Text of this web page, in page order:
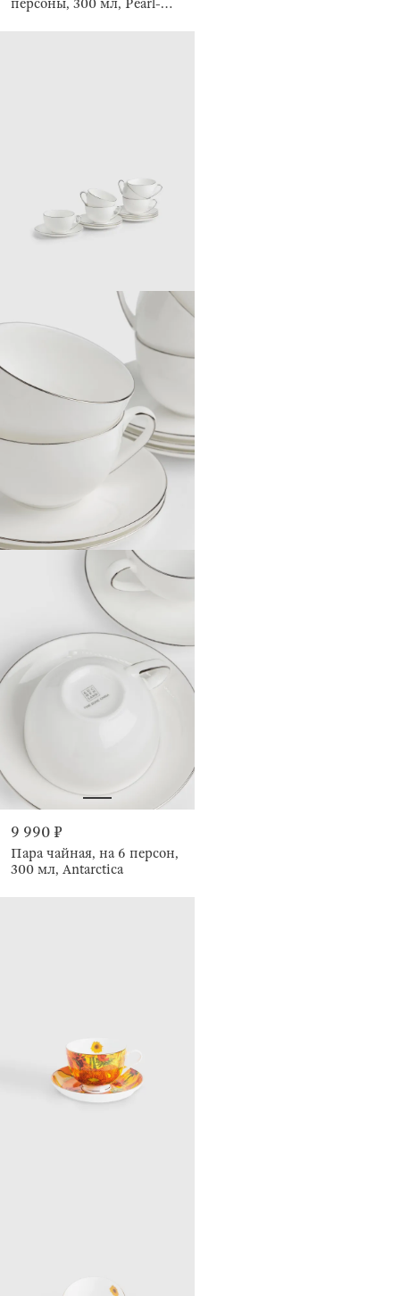
персоны, 300 мл, Pearl-
9 990 ₽
Пара чайная, на 6 персон,
300 мл, Antarctica